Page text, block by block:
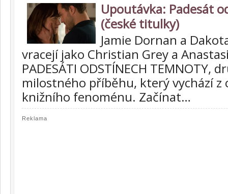
Upoutávka: Padesát
(české titulky)
Jamie Dornan a
vracejí jako Christian Grey a
PADESÁTI ODSTÍNECH TEMNOTY,
milostného příběhu, který vychází z
knižního fenoménu. Začínat…
Reklama